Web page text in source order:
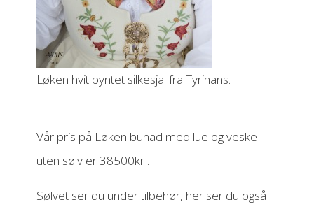
Løken hvit pyntet silkesjal fra Tyrihans.
Vår pris på Løken bunad med lue og veske
uten sølv er 38500kr .
Sølvet ser du under tilbehør, her ser du også